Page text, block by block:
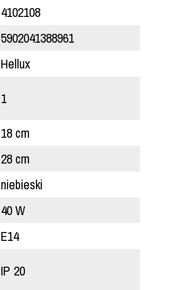
4102108
5902041388961
Hellux
1
18 cm
28 cm
niebieski
40 W
E14
IP 20